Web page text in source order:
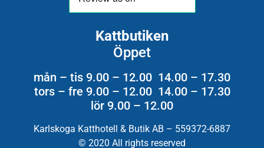
Kattbutiken
Öppet
mån – tis 9.00 – 12.00 14.00 – 17.30
tors – fre 9.00 – 12.00 14.00 – 17.30
lör 9.00 – 12.00
Karlskoga Katthotell & Butik AB – 559372-6887
© 2020 All rights reserved